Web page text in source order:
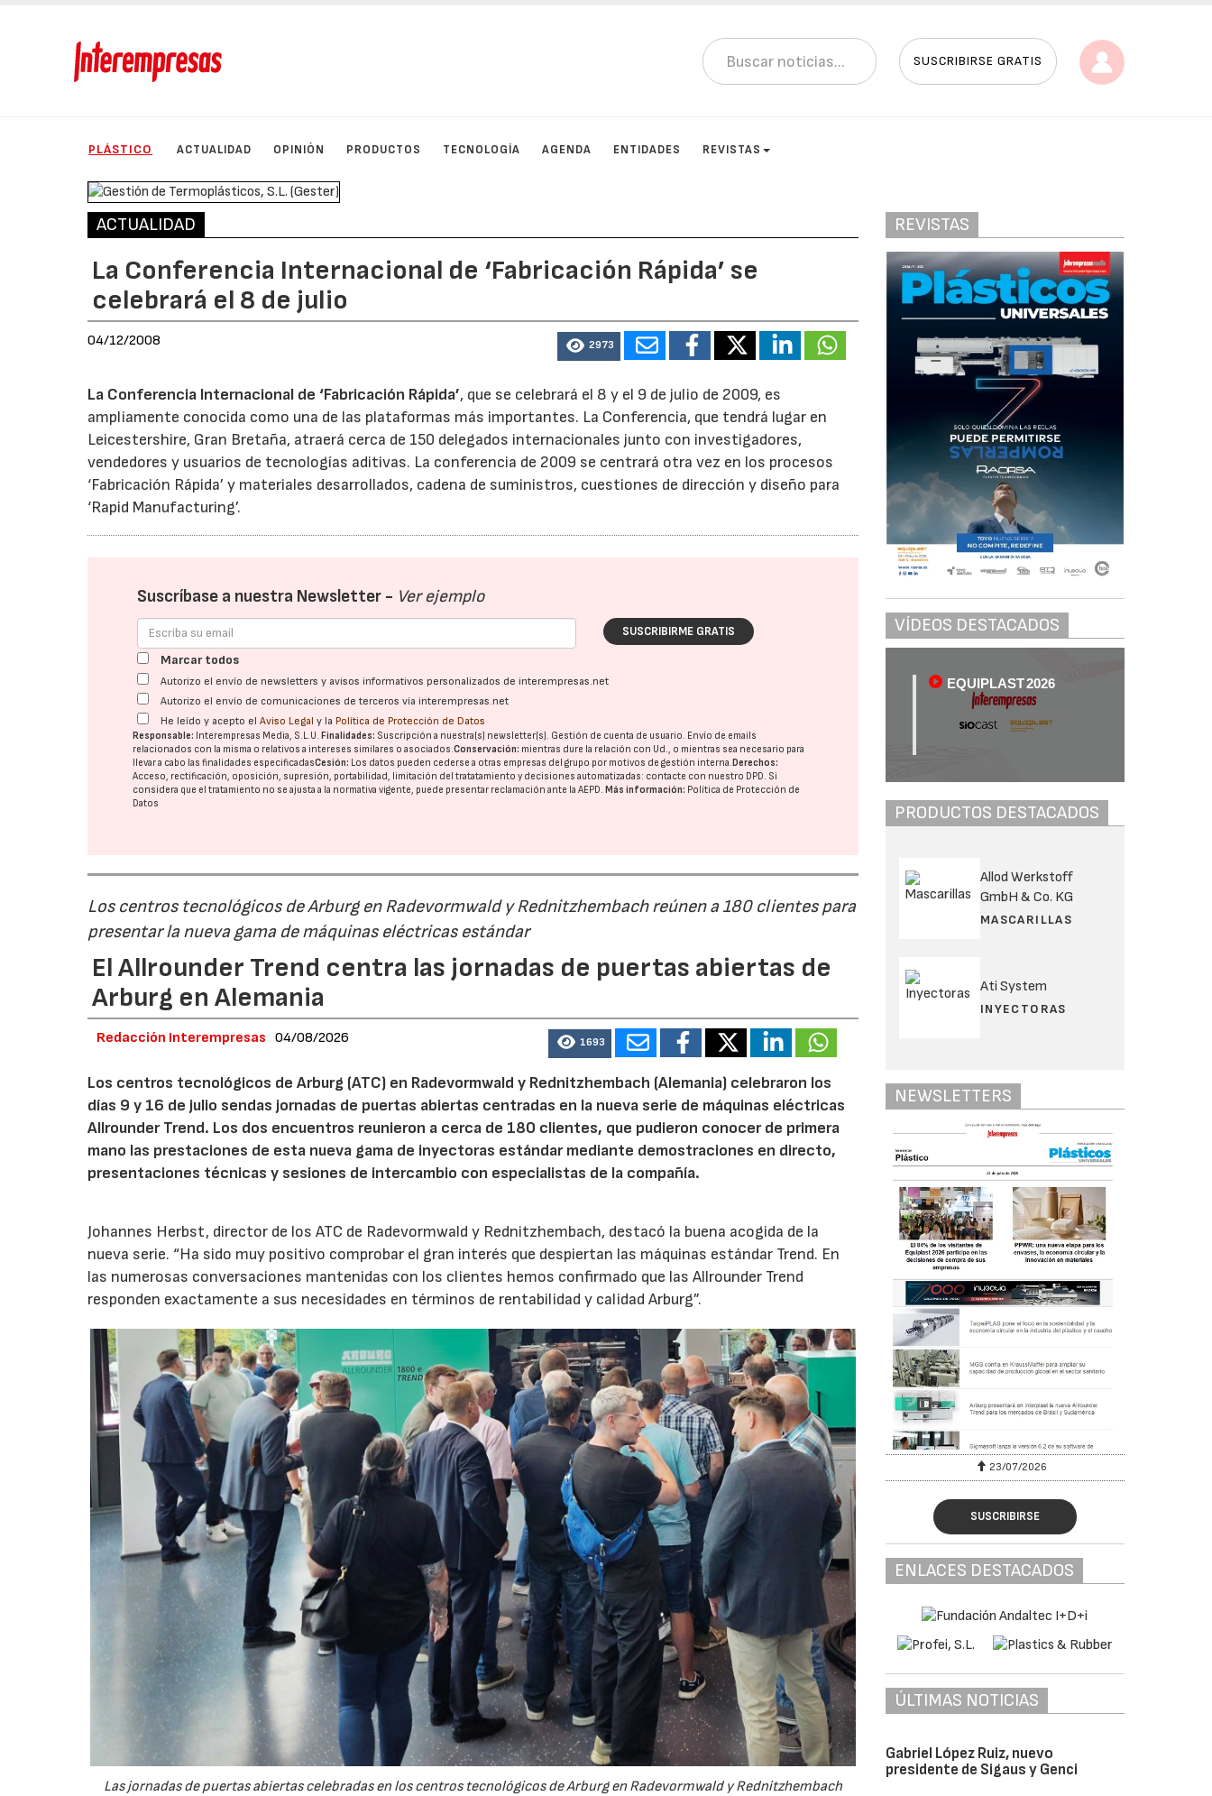
SUSCRIBIRSE GRATIS
PLÁSTICO ACTUALIDAD OPINIÓN PRODUCTOS TECNOLOGÍA AGENDA ENTIDADES REVISTAS
ACTUALIDAD
La Conferencia Internacional de ‘Fabricación Rápida’ se
celebrará el 8 de julio
04/12/2008 2973
La Conferencia Internacional de ‘Fabricación Rápida’, que se celebrará el 8 y el 9 de julio de 2009, es
ampliamente conocida como una de las plataformas más importantes. La Conferencia, que tendrá lugar en
Leicestershire, Gran Bretaña, atraerá cerca de 150 delegados internacionales junto con investigadores,
vendedores y usuarios de tecnologías aditivas. La conferencia de 2009 se centrará otra vez en los procesos
‘Fabricación Rápida’ y materiales desarrollados, cadena de suministros, cuestiones de dirección y diseño para
‘Rapid Manufacturing’.
Suscríbase a nuestra Newsletter - Ver ejemplo
SUSCRIBIRME GRATIS
Marcar todos
Autorizo el envío de newsletters y avisos informativos personalizados de interempresas.net
Autorizo el envío de comunicaciones de terceros vía interempresas.net
He leído y acepto elAviso Legal y la Política de Protección de Datos
Responsable: Interempresas Media, S.L.U.Finalidades: Suscripción a nuestra(s) newsletter(s). Gestión de cuenta de usuario. Envío de emails
relacionados con la misma o relativos a intereses similares o asociados.Conservación: mientras dure la relación con Ud., o mientras sea necesario para
llevar a cabo las finalidades especificadasCesión: Los datos pueden cederse a otras empresas del grupo por motivos de gestión interna.Derechos:
Acceso, rectificación, oposición, supresión, portabilidad, limitación del tratatamiento y decisiones automatizadas: contacte con nuestro DPD. Si
considera que el tratamiento no se ajusta a la normativa vigente, puede presentar reclamación ante laAEPD.Más información: Política de Protección de
Datos
Los centros tecnológicos de Arburg en Radevormwald y Rednitzhembach reúnen a 180 clientes para
presentar la nueva gama de máquinas eléctricas estándar
El Allrounder Trend centra las jornadas de puertas abiertas de
Arburg en Alemania
Redacción Interempresas 04/08/2026 1693
Los centros tecnológicos de Arburg (ATC) en Radevormwald y Rednitzhembach (Alemania) celebraron los
días 9 y 16 de julio sendas jornadas de puertas abiertas centradas en la nueva serie de máquinas eléctricas
Allrounder Trend. Los dos encuentros reunieron a cerca de 180 clientes, que pudieron conocer de primera
mano las prestaciones de esta nueva gama de inyectoras estándar mediante demostraciones en directo,
presentaciones técnicas y sesiones de intercambio con especialistas de la compañía.
Johannes Herbst, director de los ATC de Radevormwald y Rednitzhembach, destacó la buena acogida de la
nueva serie. “Ha sido muy positivo comprobar el gran interés que despiertan las máquinas estándar Trend. En
las numerosas conversaciones mantenidas con los clientes hemos confirmado que las Allrounder Trend
responden exactamente a sus necesidades en términos de rentabilidad y calidad Arburg”.
Las jornadas de puertas abiertas celebradas en los centros tecnológicos de Arburg en Radevormwald y Rednitzhembach
REVISTAS
VÍDEOS DESTACADOS
EQUIPLAST 2026
PRODUCTOS DESTACADOS
Allod Werkstoff
GmbH & Co. KG
MASCARILLAS
Ati System
INYECTORAS
NEWSLETTERS
23/07/2026 30/07/2026 23/07/2026
SUSCRIBIRSE
ENLACES DESTACADOS
ÚLTIMAS NOTICIAS
Gabriel López Ruiz, nuevo
presidente de Sigaus y Genci